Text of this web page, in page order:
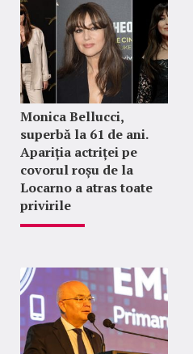
Monica Bellucci,
superbă la 61 de ani.
Apariția actriței pe
covorul roșu de la
Locarno a atras toate
privirile